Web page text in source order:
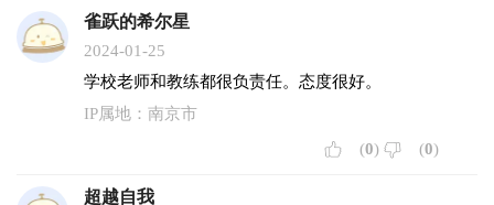
雀跃的希尔星
2024-01-25
学校老师和教练都很负责任。态度很好。
IP属地：南京市
(0) (0)
超越自我